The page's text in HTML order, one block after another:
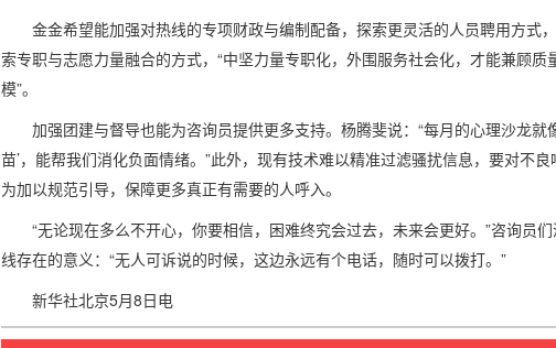
金金希望能加强对热线的专项财政与编制配备，探索更灵活的人员聘用方式
索专职与志愿力量融合的方式，“中坚力量专职化，外围服务社会化，才能兼顾质
模”。
加强团建与督导也能为咨询员提供更多支持。杨腾斐说：“每月的心理沙龙就
苗’，能帮我们消化负面情绪。”此外，现有技术难以精准过滤骚扰信息，要对不良
为加以规范引导，保障更多真正有需要的人呼入。
“无论现在多么不开心，你要相信，困难终究会过去，未来会更好。”咨询员
线存在的意义：“无人可诉说的时候，这边永远有个电话，随时可以拨打。”
新华社北京5月8日电